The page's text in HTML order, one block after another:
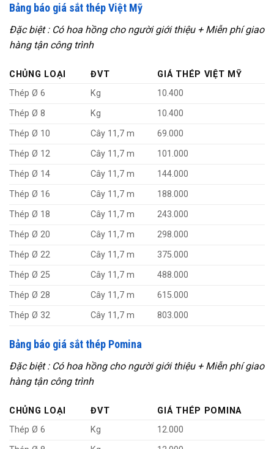
Bảng báo giá sắt thép Việt Mỹ
Đặc biệt : Có hoa hồng cho người giới thiệu + Miễn phí giao
hàng tận công trình
CHỦNG LOẠI ĐVT
GIÁ THÉP VIỆT MỸ
Thép Ø 6
Kg
10.400
Thép Ø 8
Kg
10.400
Thép Ø 10
Cây 11,7 m
69.000
Thép Ø 12
Cây 11,7 m
101.000
Thép Ø 14
Cây 11,7 m
144.000
Thép Ø 16
Cây 11,7 m
188.000
Thép Ø 18
Cây 11,7 m
243.000
Thép Ø 20
Cây 11,7 m
298.000
Thép Ø 22
Cây 11,7 m
375.000
Thép Ø 25
Cây 11,7 m
488.000
Thép Ø 28
Cây 11,7 m
615.000
Thép Ø 32
Cây 11,7 m 803.000
Bảng báo giá sắt thép Pomina
Đặc biệt : Có hoa hồng cho người giới thiệu + Miễn phí giao
hàng tận công trình
CHỦNG LOẠI ĐVT
GIÁ THÉP POMINA
Thép Ø 6
Kg
12.000